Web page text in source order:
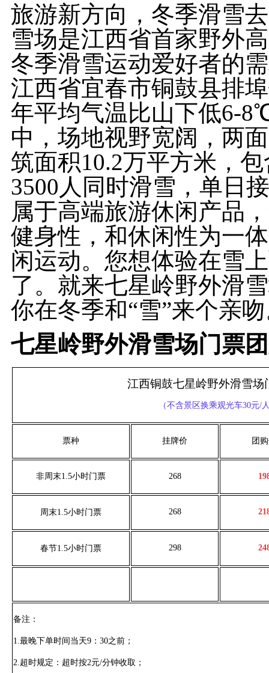
旅游新方向，冬季滑雪
雪场是江西省首家野外
冬季滑雪运动爱好者的
江西省宜春市铜鼓县排
年平均气温比山下低6-
中，场地视野宽阔，两
筑面积10.2万平方米，
3500人同时滑雪，单日
属于高端旅游休闲产品
健身性，和休闲性为一
闲运动。您想体验在雪
了。就来七星岭野外滑
你在冬季和“雪”来个亲
七星岭野外滑雪场门票
江西铜鼓七星岭野外滑雪场
（不含景区换乘观光车30元/
票种 挂牌价 团
非周末1.5小时门票 268
周末1.5小时门票 268
春节1.5小时门票 298
备注：
1.最晚下单时间当天9 ：30之前；
2.超时规定：超时按2元/分钟收取；